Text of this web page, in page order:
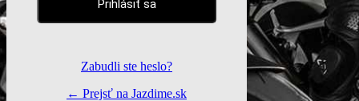
Zabudli ste heslo?
← Prejsť na Jazdime.sk